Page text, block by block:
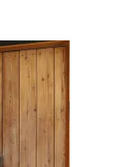
Ce produit a plusieurs variations. Les options peuvent être choisies sur la page du produit